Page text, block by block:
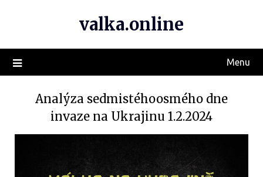
valka.online
Menu
Analýza sedmistéhoosmého dne
invaze na Ukrajinu 1.2.2024